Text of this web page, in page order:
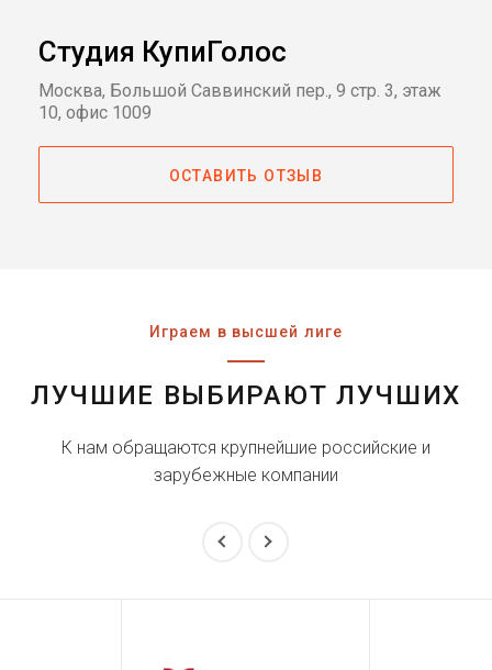
Студия КупиГолос
Москва, Большой Саввинский пер., 9 стр. 3, этаж
10, офис 1009
ОСТАВИТЬ ОТЗЫВ
Играем в высшей лиге
ЛУЧШИЕ ВЫБИРАЮТ ЛУЧШИХ
К нам обращаются крупнейшие российские и
зарубежные компании